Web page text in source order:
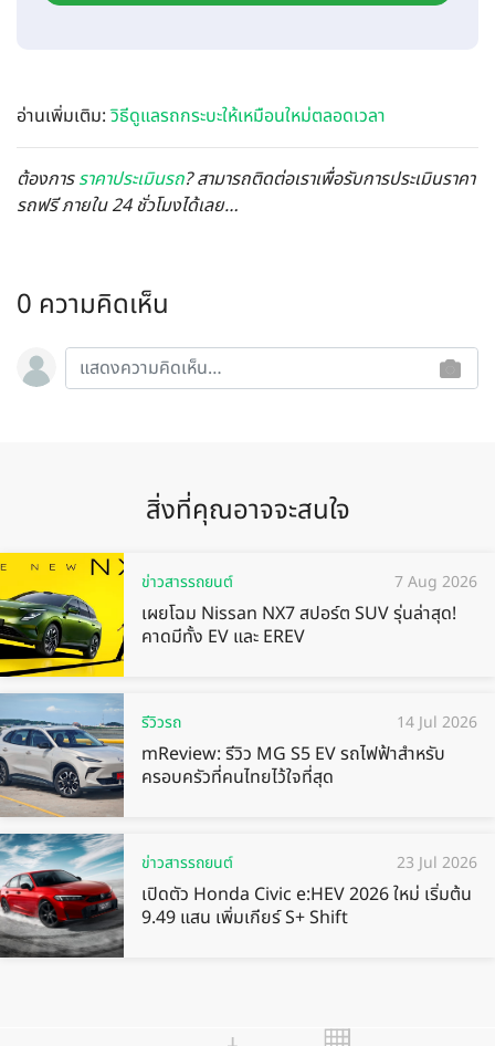
อ่านเพิ่มเติม:วิธีดูแลรถกระบะให้เหมือนใหม่ตลอดเวลา
ต้องการราคาประเมินรถ? สามารถติดต่อเราเพื่อรับการประเมินราคา
รถฟรี ภายใน 24 ชั่วโมงได้เลย…
0 ความคิดเห็น
สิ่งที่คุณอาจจะสนใจ
ข่าวสารรถยนต์ 7 Aug 2026
เผยโฉม Nissan NX7 สปอร์ต SUV รุ่นล่าสุด!
คาดมีทั้ง EV และ EREV
รีวิวรถ 14 Jul 2026
mReview: รีวิว MG S5 EV รถไฟฟ้าสำหรับ
ครอบครัวที่คนไทยไว้ใจที่สุด
ข่าวสารรถยนต์ 23 Jul 2026
เปิดตัว Honda Civic e:HEV 2026 ใหม่ เริ่มต้น
9.49 แสน เพิ่มเกียร์ S+ Shift